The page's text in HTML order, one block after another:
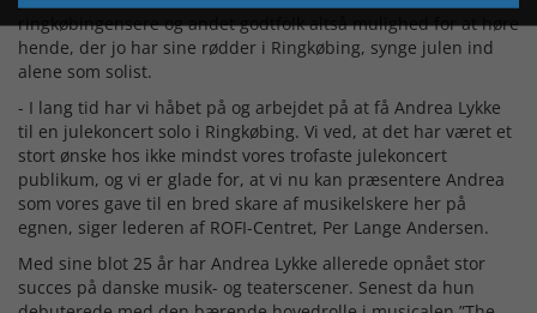
ringkøbingensere og andet godtfolk altså mulighed for at høre
hende, der jo har sine rødder i Ringkøbing, synge julen ind
alene som solist.
- I lang tid har vi håbet på og arbejdet på at få Andrea Lykke
til en julekoncert solo i Ringkøbing. Vi ved, at det har været et
stort ønske hos ikke mindst vores trofaste julekoncert
publikum, og vi er glade for, at vi nu kan præsentere Andrea
som vores gave til en bred skare af musikelskere her på
egnen, siger lederen af ROFI-Centret, Per Lange Andersen.
Med sine blot 25 år har Andrea Lykke allerede opnået stor
succes på danske musik- og teaterscener. Senest da hun